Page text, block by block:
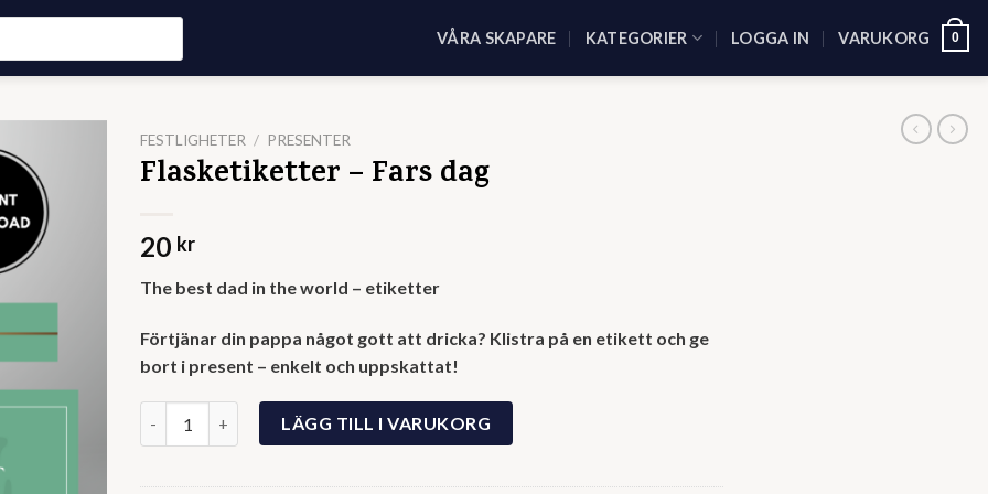
VÅRA SKAPARE KATEGORIER LOGGA IN VARUKORG 0
FESTLIGHETER / PRESENTER
Flasketiketter – Fars dag
20 kr
The best dad in the world – etiketter
Förtjänar din pappa något gott att dricka? Klistra på en etikett och ge
bort i present – enkelt och uppskattat!
Flasketiketter - Fars dag mängdLÄGG TILL I VARUKORG